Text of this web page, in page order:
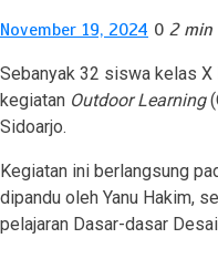
November 19, 2024 0 2 min
Sebanyak 32 siswa kelas
kegiatan Outdoor Learning
Sidoarjo.
Kegiatan ini berlangsung
dipandu oleh Yanu Hakim,
pelajaran Dasar-dasar